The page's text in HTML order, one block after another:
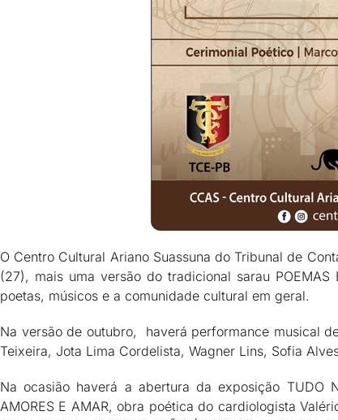
O Centro Cultural Ariano Suassuna do Tribunal de
(27), mais uma versão do tradicional sarau
poetas, músicos e a comunidade cultural em geral.
Na versão de outubro, haverá performance musical
Teixeira, Jota Lima Cordelista, Wagner Lins, Sofia
Na ocasião haverá a abertura da exposição TUDO
AMORES E AMAR, obra poética do cardiologista